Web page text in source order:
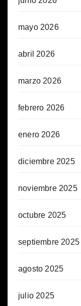
mayo 2026
abril 2026
marzo 2026
febrero 2026
enero 2026
diciembre 2025
noviembre 2025
octubre 2025
septiembre 2025
agosto 2025
julio 2025